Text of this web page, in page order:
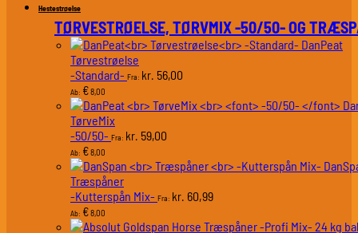
Hestestrøelse
TØRVESTRØELSE, TØRVMIX -50/50- OG
DanPeat
Tørvestrøelse
-Standard- Fra: kr. 56,00
Ab: €8,00
TørveMix
-50/50- Fra: kr. 59,00
Ab: €8,00
Træspåner
-Kutterspån Mix- Fra: kr. 60,99
Ab: €8,00